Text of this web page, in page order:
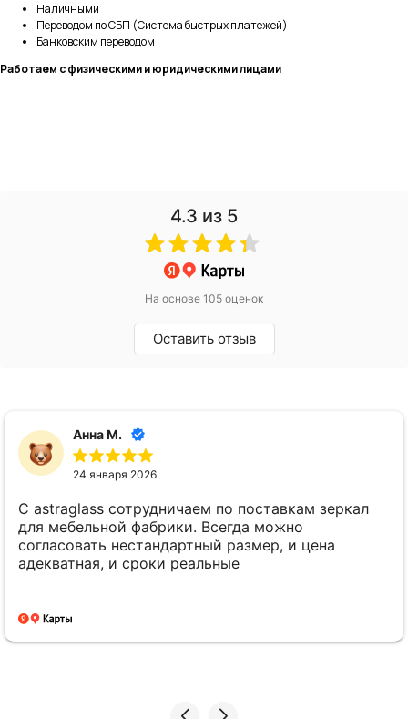
Наличными
Переводом по СБП (Система быстрых платежей)
Банковским переводом
Работаем с физическими и юридическими лицами
4.3 из 5
На основе 105 оценок
Оставить отзыв
Анна М.
24 января 2026
С astraglass сотрудничаем по поставкам зеркал
для мебельной фабрики. Всегда можно
согласовать нестандартный размер, и цена
адекватная, и сроки реальные